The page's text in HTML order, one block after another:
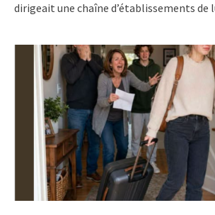
dirigeait une chaîne d’établissements de